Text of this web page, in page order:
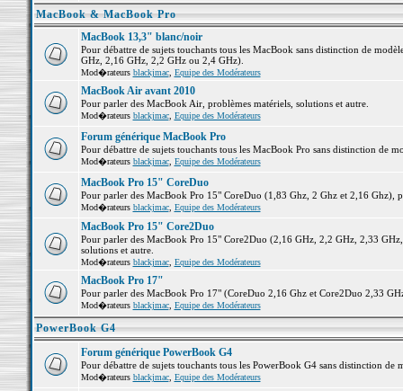
MacBook & MacBook Pro
MacBook 13,3" blanc/noir
Pour débattre de sujets touchants tous les MacBook sans distinction de
GHz, 2,16 GHz, 2,2 GHz ou 2,4 GHz).
Mod�rateurs blackjmac, Equipe des Modérateurs
MacBook Air avant 2010
Pour parler des MacBook Air, problèmes matériels, solutions et autre.
Mod�rateurs blackjmac, Equipe des Modérateurs
Forum générique MacBook Pro
Pour débattre de sujets touchants tous les MacBook Pro sans distinction de
Mod�rateurs blackjmac, Equipe des Modérateurs
MacBook Pro 15" CoreDuo
Pour parler des MacBook Pro 15" CoreDuo (1,83 Ghz, 2 Ghz et 2,16 Ghz),
Mod�rateurs blackjmac, Equipe des Modérateurs
MacBook Pro 15" Core2Duo
Pour parler des MacBook Pro 15" Core2Duo (2,16 GHz, 2,2 GHz, 2,33
solutions et autre.
Mod�rateurs blackjmac, Equipe des Modérateurs
MacBook Pro 17"
Pour parler des MacBook Pro 17" (CoreDuo 2,16 Ghz et Core2Duo 2,33
Mod�rateurs blackjmac, Equipe des Modérateurs
PowerBook G4
Forum générique PowerBook G4
Pour débattre de sujets touchants tous les PowerBook G4 sans distinction de
Mod�rateurs blackjmac, Equipe des Modérateurs